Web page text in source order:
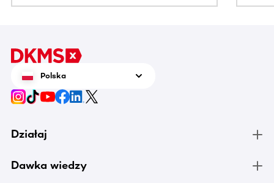
Polska
Działaj
Dawka wiedzy